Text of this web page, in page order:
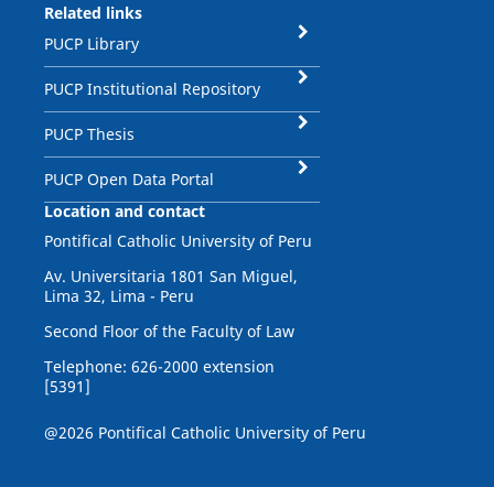
Related links
PUCP Library
PUCP Institutional Repository
PUCP Thesis
PUCP Open Data Portal
Location and contact
Pontifical Catholic University of Peru
Av. Universitaria 1801 San Miguel,
Lima 32, Lima - Peru
Second Floor of the Faculty of Law
Telephone: 626-2000 extension
[5391]
@2026 Pontifical Catholic University of Peru